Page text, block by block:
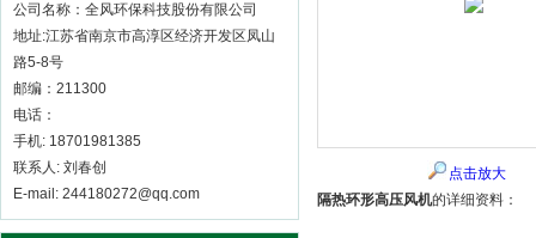
公司名称：全风环保科技股份有限公司
地址:江苏省南京市高淳区经济开发区凤山
路5-8号
邮编：211300
电话：
手机: 18701981385
联系人: 刘春创
E-mail: 244180272@qq.com
点击放大
隔热环形高压风机的详细资料：